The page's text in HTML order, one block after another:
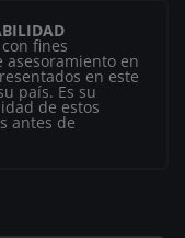
fines
asesoramiento en
en este
país. Es su
de estos
antes de